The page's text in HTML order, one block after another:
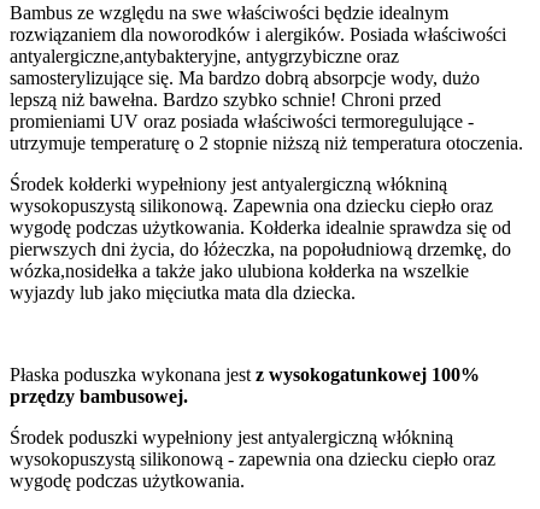
Bambus ze względu na swe właściwości będzie idealnym
rozwiązaniem dla noworodków i alergików. Posiada właściwości
antyalergiczne,antybakteryjne, antygrzybiczne oraz
samosterylizujące się. Ma bardzo dobrą absorpcje wody, dużo
lepszą niż bawełna. Bardzo szybko schnie! Chroni przed
promieniami UV oraz posiada właściwości termoregulujące -
utrzymuje temperaturę o 2 stopnie niższą niż temperatura otoczenia.
Środek kołderki wypełniony jest antyalergiczną włókniną
wysokopuszystą silikonową. Zapewnia ona dziecku ciepło oraz
wygodę podczas użytkowania. Kołderka idealnie sprawdza się od
pierwszych dni życia, do łóżeczka, na popołudniową drzemkę, do
wózka,nosidełka a także jako ulubiona kołderka na wszelkie
wyjazdy lub jako mięciutka mata dla dziecka.
Płaska poduszka wykonana jest z wysokogatunkowej 100%
przędzy bambusowej.
Środek poduszki wypełniony jest antyalergiczną włókniną
wysokopuszystą silikonową - zapewnia ona dziecku ciepło oraz
wygodę podczas użytkowania.